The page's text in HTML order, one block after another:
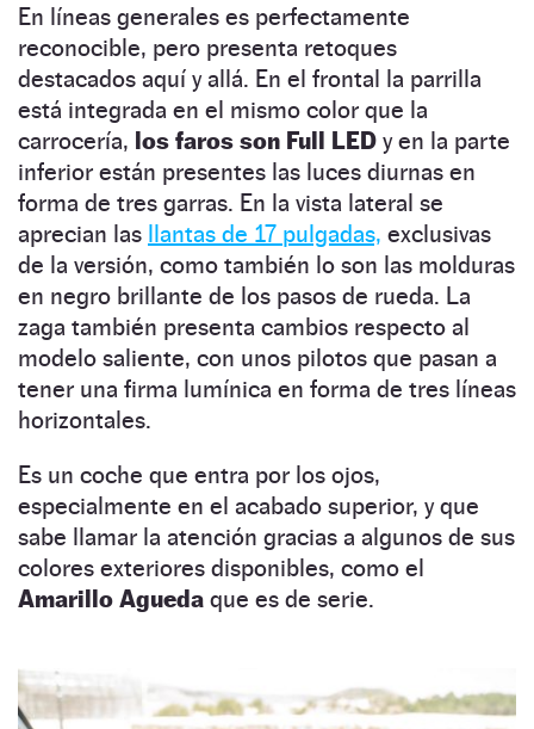
En líneas generales es perfectamente
reconocible, pero presenta retoques
destacados aquí y allá. En el frontal la parrilla
está integrada en el mismo color que la
carrocería, los faros son Full LED y en la parte
inferior están presentes las luces diurnas en
forma de tres garras. En la vista lateral se
aprecian las llantas de 17 pulgadas, exclusivas
de la versión, como también lo son las molduras
en negro brillante de los pasos de rueda. La
zaga también presenta cambios respecto al
modelo saliente, con unos pilotos que pasan a
tener una firma lumínica en forma de tres líneas
horizontales.
Es un coche que entra por los ojos,
especialmente en el acabado superior, y que
sabe llamar la atención gracias a algunos de sus
colores exteriores disponibles, como el
Amarillo Agueda que es de serie.